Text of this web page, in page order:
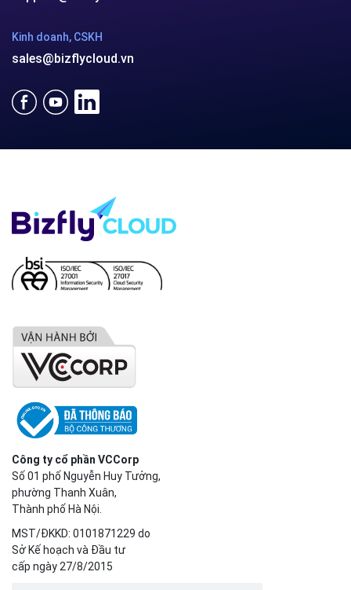
Công ty cổ phần VCCorp
Thành phố Hà Nội.
MST/ĐKKD: 0101871229 do
Sở Kế hoạch và Đầu tư
cấp ngày 27/8/2015
SẢN PHẨM
Bizfly Cloud Server
Bizfly Cloud CDN
Bizfly Cloud Business Email
Bizfly Cloud Load Balancer